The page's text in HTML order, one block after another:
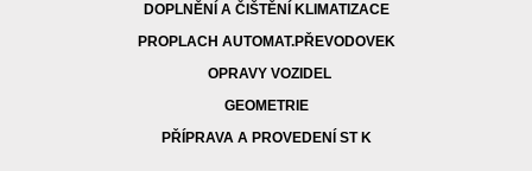
DOPLNĚNÍ A ČIŠTĚNÍ KLIMATIZACE
PROPLACH AUTOMAT.PŘEVODOVEK
OPRAVY VOZIDEL
GEOMETRIE
PŘÍPRAVA A PROVEDENÍ ST K